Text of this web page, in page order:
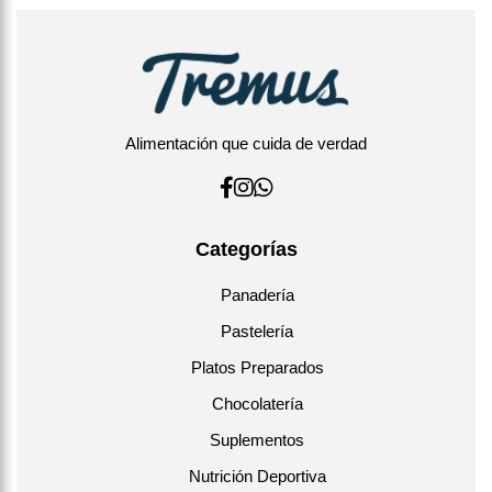
Descongelar antes de consumir.
Ideales como postre individual o colación gourmet
Acompañar con café o té suave para realzar su aroma
Alimentación que cuida de verdad
Categorías
Panadería
Pastelería
Platos Preparados
Chocolatería
Suplementos
Nutrición Deportiva